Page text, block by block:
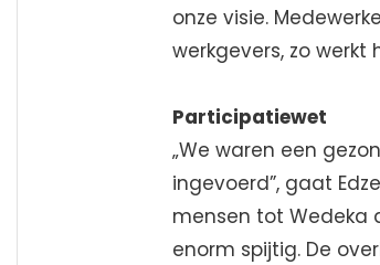
onze visie.
werkgevers, zo
Participatiewet
„We waren een
ingevoerd”, gaat
mensen tot Wedeka
enorm spijtig. De